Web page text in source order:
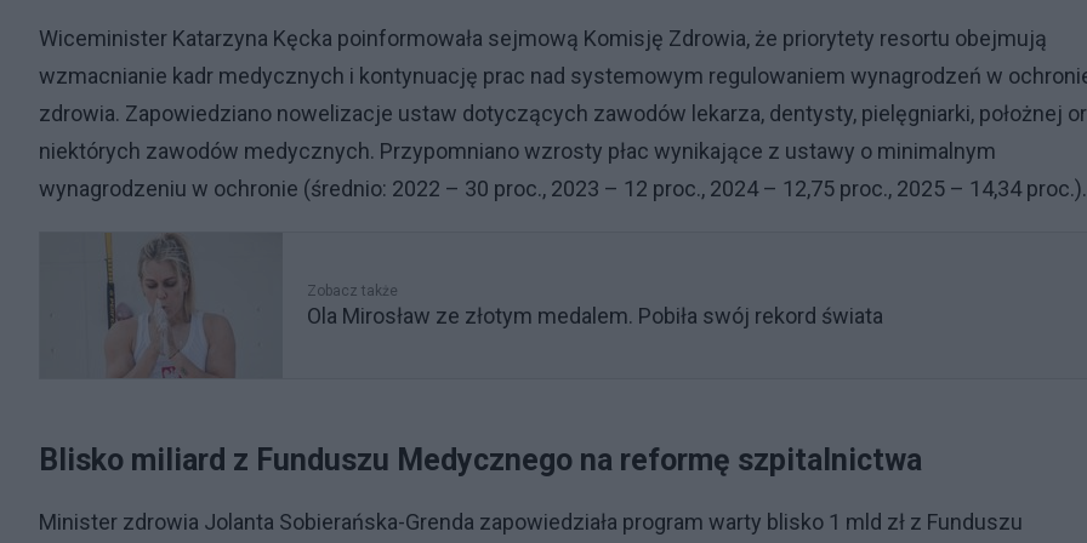
Wiceminister Katarzyna Kęcka poinformowała sejmową Komisję Zdrowia, że priorytety resortu obejmują
wzmacnianie kadr medycznych i kontynuację prac nad systemowym regulowaniem wynagrodzeń w
zdrowia. Zapowiedziano nowelizacje ustaw dotyczących zawodów lekarza, dentysty, pielęgniarki, położnej
niektórych zawodów medycznych. Przypomniano wzrosty płac wynikające z ustawy o minimalnym
wynagrodzeniu w ochronie (średnio: 2022 – 30 proc., 2023 – 12 proc., 2024 – 12,75 proc., 2025 – 14,34 proc.).
Zobacz także
Ola Mirosław ze złotym medalem. Pobiła swój rekord świata
Blisko miliard z Funduszu Medycznego na reformę szpitalnictwa
Minister zdrowia Jolanta Sobierańska-Grenda zapowiedziała program warty blisko 1 mld zł z Funduszu